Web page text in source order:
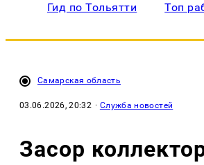
Гид по Тольятти Топ
Самарская область
03.06.2026, 20:32 · Служба новостей
Засор